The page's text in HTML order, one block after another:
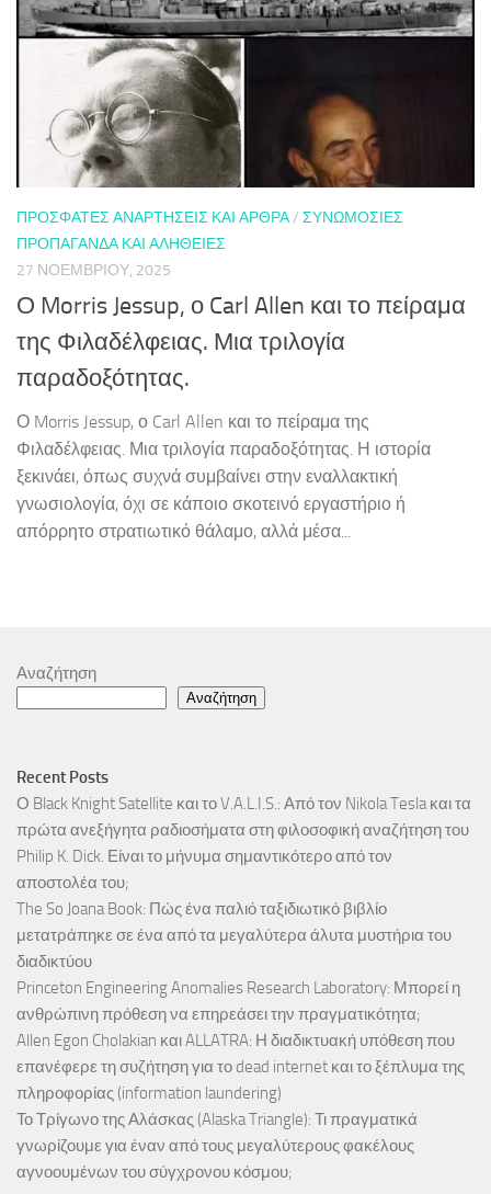
ΠΡΌΣΦΑΤΕΣ ΑΝΑΡΤΉΣΕΙΣ ΚΑΙ ΆΡΘΡΑ/ ΣΥΝΩΜΟΣΊΕΣ
ΠΡΟΠΑΓΆΝΔΑ ΚΑΙ ΑΛΉΘΕΙΕΣ
27 ΝΟΕΜΒΡΊΟΥ, 2025
Ο Morris Jessup, ο Carl Allen και το πείραμα
της Φιλαδέλφειας. Μια τριλογία
παραδοξότητας.
Ο Morris Jessup, ο Carl Allen και το πείραμα της
Φιλαδέλφειας. Μια τριλογία παραδοξότητας. Η ιστορία
ξεκινάει, όπως συχνά συμβαίνει στην εναλλακτική
γνωσιολογία, όχι σε κάποιο σκοτεινό εργαστήριο ή
απόρρητο στρατιωτικό θάλαμο, αλλά μέσα...
Αναζήτηση
Αναζήτηση
Recent Posts
Ο Black Knight Satellite και το V.A.L.I.S.: Από τον Nikola Tesla και τα
πρώτα ανεξήγητα ραδιοσήματα στη φιλοσοφική αναζήτηση του
Philip K. Dick. Είναι το μήνυμα σημαντικότερο από τον
αποστολέα του;
The So Joana Book: Πώς ένα παλιό ταξιδιωτικό βιβλίο
μετατράπηκε σε ένα από τα μεγαλύτερα άλυτα μυστήρια του
διαδικτύου
Princeton Engineering Anomalies Research Laboratory: Μπορεί η
ανθρώπινη πρόθεση να επηρεάσει την πραγματικότητα;
Allen Egon Cholakian και ALLATRA: Η διαδικτυακή υπόθεση που
επανέφερε τη συζήτηση για το dead internet και το ξέπλυμα της
πληροφορίας (information laundering)
Το Τρίγωνο της Αλάσκας (Alaska Triangle): Τι πραγματικά
γνωρίζουμε για έναν από τους μεγαλύτερους φακέλους
αγνοουμένων του σύγχρονου κόσμου;